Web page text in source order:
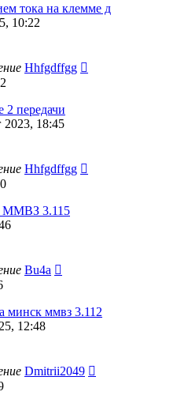
тока на клемме д
10:22
Hhfgdffgg
2 передачи
2023, 18:45
Hhfgdffgg
ММВЗ 3.115
Bu4a
минск ммвз 3.112
12:48
Dmitrii2049